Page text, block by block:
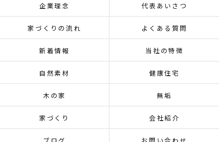
企業理念 代表あいさつ
家づくりの流れ よくある質問
新着情報 当社の特徴
自然素材 健康住宅
木の家 無垢
家づくり 会社紹介
ブログ お問い合わせ